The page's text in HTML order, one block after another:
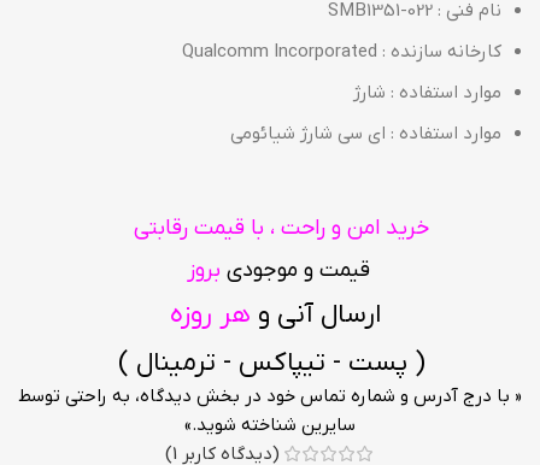
نام فنی : SMB1351-022
کارخانه سازنده : Qualcomm Incorporated
موارد استفاده : شارژ
موارد استفاده : ای سی شارژ شیائومی
خرید امن و راحت ، با قیمت رقابتی
قیمت و موجودی بروز
ارسال آنی و هر روزه
( پست - تیپاکس - ترمینال )
« با درج آدرس و شماره تماس خود در بخش دیدگاه، به راحتی توسط
سایرین شناخته شوید.»
(دیدگاه کاربر 1
)